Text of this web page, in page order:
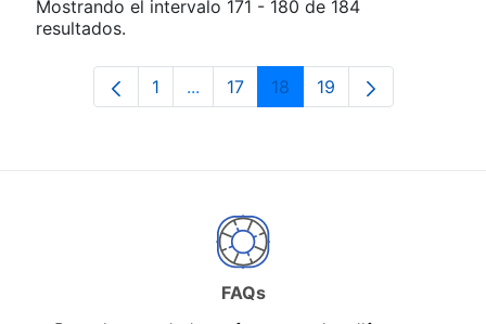
Mostrando el intervalo 171 - 180 de 184
resultados.
Página
1 ...Páginas intermedias Use TAB para
Página
17 Página
18 Página
19
FAQs